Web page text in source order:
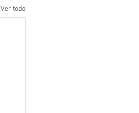
Ver todo